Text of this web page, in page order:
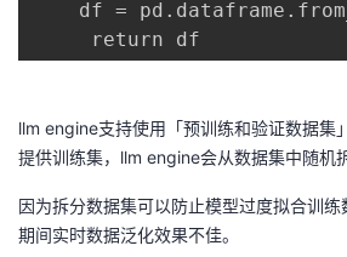
df =
     return df
llm engine支持使用「预训练和验证数据集
提供训练集，llm engine会从数据集中随机
因为拆分数据集可以防止模型过度拟合训
期间实时数据泛化效果不佳。